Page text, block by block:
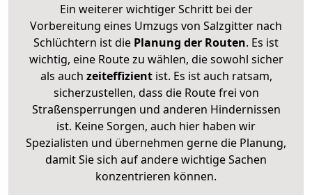
Ein weiterer wichtiger Schritt bei der
Vorbereitung eines Umzugs von Salzgitter nach
Schlüchtern ist die Planung der Routen. Es ist
wichtig, eine Route zu wählen, die sowohl sicher
als auch zeiteffizientist. Es ist auch ratsam,
sicherzustellen, dass die Route frei von
Straßensperrungen und anderen Hindernissen
ist. Keine Sorgen, auch hier haben wir
Spezialisten und übernehmen gerne die Planung,
damit Sie sich auf andere wichtige Sachen
konzentrieren können.